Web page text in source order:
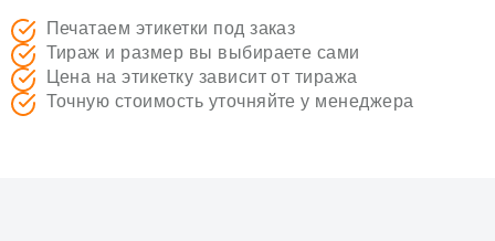
Печатаем этикетки под заказ
Тираж и размер вы выбираете сами
Цена на этикетку зависит от тиража
Точную стоимость уточняйте у менеджера